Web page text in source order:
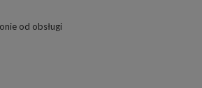
od obsługi